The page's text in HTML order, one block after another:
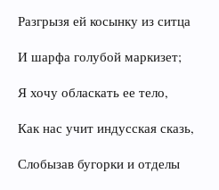
Разгрызя ей косынку из ситца
И шарфа голубой маркизет;
Я хочу обласкать ее тело,
Как нас учит индусская сказь,
Слобызав бугорки и отделы